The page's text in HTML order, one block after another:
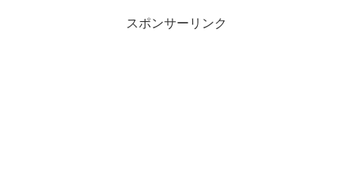
スポンサーリンク